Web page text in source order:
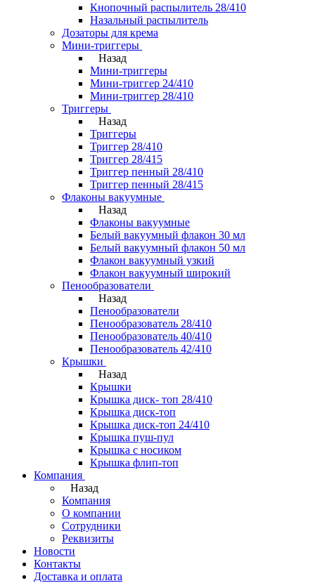
Кнопочный распылитель 28/410
Назальный распылитель
Дозаторы для крема
Мини-триггеры
Назад
Мини-триггеры
Мини-триггер 24/410
Мини-триггер 28/410
Триггеры
Назад
Триггеры
Триггер 28/410
Триггер 28/415
Триггер пенный 28/410
Триггер пенный 28/415
Флаконы вакуумные
Назад
Флаконы вакуумные
Белый вакуумный флакон 30 мл
Белый вакуумный флакон 50 мл
Флакон вакуумный узкий
Флакон вакуумный широкий
Пенообразователи
Назад
Пенообразователи
Пенообразователь 28/410
Пенообразователь 40/410
Пенообразователь 42/410
Крышки
Назад
Крышки
Крышка диск- топ 28/410
Крышка диск-топ
Крышка диск-топ 24/410
Крышка пуш-пул
Крышка с носиком
Крышка флип-топ
Компания
Назад
Компания
О компании
Сотрудники
Реквизиты
Новости
Контакты
Доставка и оплата